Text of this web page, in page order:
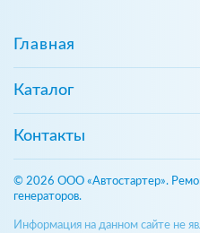
Главная
Каталог
Контакты
© 2026 ООО «Автостартер».
генераторов.
Информация на данном сайте не